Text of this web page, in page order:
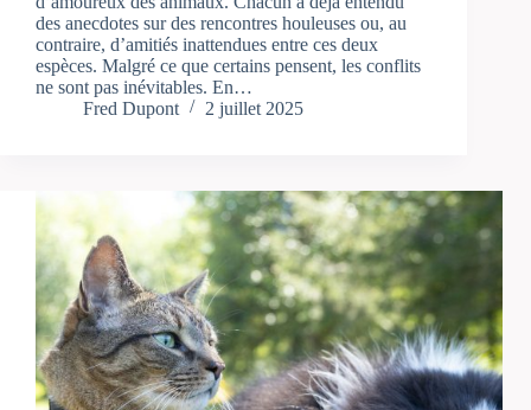
des anecdotes sur des rencontres houleuses ou, au
contraire, d’amitiés inattendues entre ces deux
espèces. Malgré ce que certains pensent, les conflits
ne sont pas inévitables. En…
Fred Dupont
2 juillet 2025